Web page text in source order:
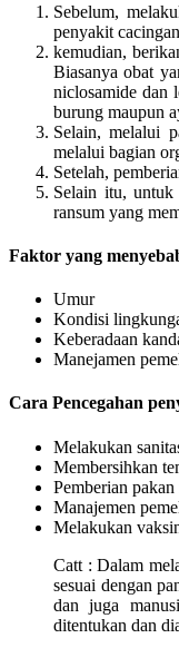
Sebelum,
penyakit
kemudian,
Biasanya obat
niclosamide dan
burung maupun
Selain, melalui
melalui bagian
Setelah,
Selain itu, untuk
ransum yang
Faktor yang
Umur
Kondisi
Keberadaan
Manejamen
Cara Pencegahan
Melakukan
Membersihkan
Pemberian
Manajemen
Melakukan
Catt : Dalam
sesuai dengan
dan juga
ditentukan dan